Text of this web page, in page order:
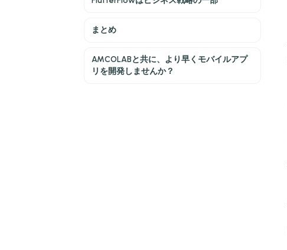
まとめ
AMCOLABと共に、より早くモバイルアプ
リを開発しませんか？